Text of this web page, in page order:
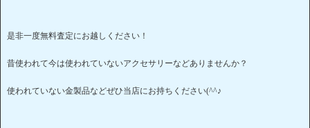
是非一度無料査定にお越しください！
昔使われて今は使われていないアクセサリーなどありませんか？
使われていない金製品などぜひ当店にお持ちください(^^♪